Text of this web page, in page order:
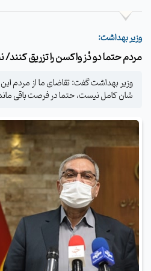
وزیر بهداشت:
مردم حتما دو دُز واکسن را تزریق کنند/
وزیر بهداشت گفت: تقاضای ما از مردم
شان کامل نیست، حتما در فرصت باقی